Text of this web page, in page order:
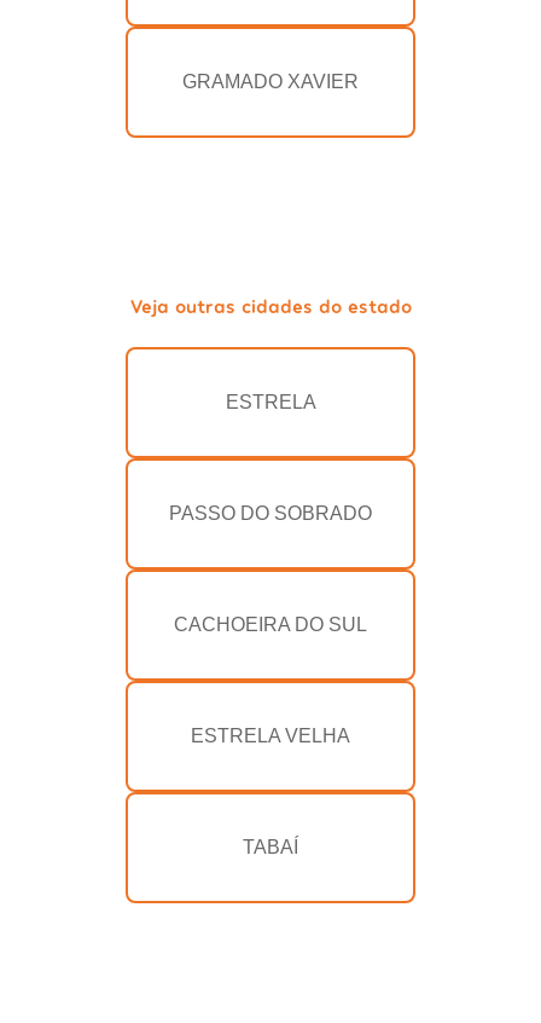
GRAMADO XAVIER
Veja outras cidades do estado
ESTRELA
PASSO DO SOBRADO
CACHOEIRA DO SUL
ESTRELA VELHA
TABAÍ